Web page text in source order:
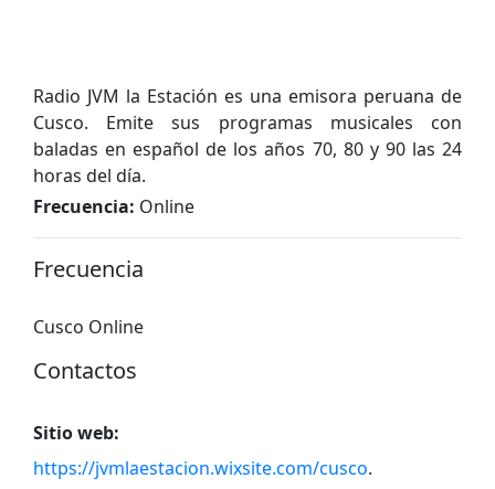
Radio JVM la Estación es una emisora peruana de
Cusco. Emite sus programas musicales con
baladas en español de los años 70, 80 y 90 las 24
horas del día.
Frecuencia: Online
Frecuencia
Cusco Online
Contactos
Sitio web:
https://jvmlaestacion.wixsite.com/cusco.